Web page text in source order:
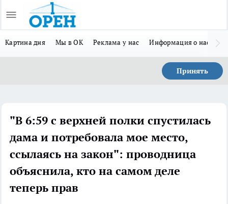
Картина дня Мы в ОК Реклама у нас Информация о нас
Принять
"В 6:59 с верхней полки спустилась
дама и потребовала мое место,
ссылаясь на закон": проводница
объяснила, кто на самом деле
теперь прав